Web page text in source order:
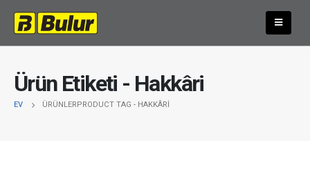
Ürün Etiketi - Hakkâri
EV ÜRÜNLERPRODUCT TAG - HAKKÂRI